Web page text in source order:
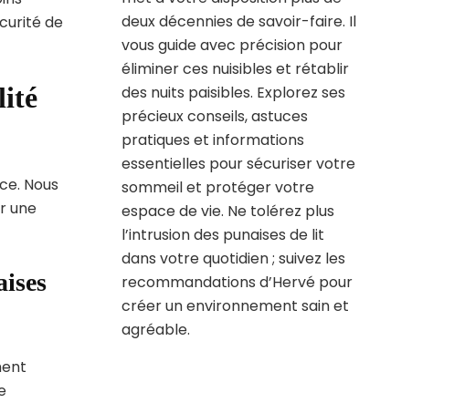
de
Nous
une
deux décennies de savoir-faire. Il
vous guide avec précision pour
éliminer ces nuisibles et rétablir
des nuits paisibles. Explorez ses
précieux conseils, astuces
pratiques et informations
essentielles pour sécuriser votre
sommeil et protéger votre
espace de vie. Ne tolérez plus
l’intrusion des punaises de lit
dans votre quotidien ; suivez les
recommandations d’Hervé pour
créer un environnement sain et
agréable.